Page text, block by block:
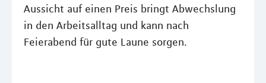
Aussicht auf einen Preis bringt Abwechslung
in den Arbeitsalltag und kann nach
Feierabend für gute Laune sorgen.